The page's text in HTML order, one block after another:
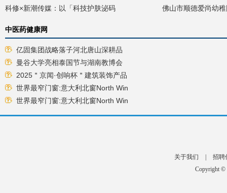
科修×新潮传媒：以「科技护肤泌码 佛山市顺德爱尚幼
中医药健康网
亿固集团战略落子河北唐山深耕品
曼谷大学亮相泰国节与湖南教博会
2025＂京闻·创响杯＂建筑装饰产品
世界最窄门窗:意大利北窗North Win
世界最窄门窗:意大利北窗North Win
关于我们 |
招聘
Copyright ©